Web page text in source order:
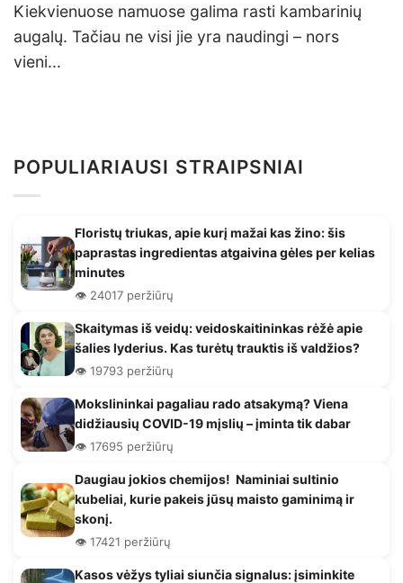
Kiekvienuose namuose galima rasti kambarinių
augalų. Tačiau ne visi jie yra naudingi – nors
vieni...
POPULIARIAUSI STRAIPSNIAI
Floristų triukas, apie kurį mažai kas žino: šis
paprastas ingredientas atgaivina gėles per kelias
minutes
👁️ 24017 peržiūrų
Skaitymas iš veidų: veidoskaitininkas rėžė apie
šalies lyderius. Kas turėtų trauktis iš valdžios?
👁️ 19793 peržiūrų
Mokslininkai pagaliau rado atsakymą? Viena
didžiausių COVID-19 mįslių – įminta tik dabar
👁️ 17695 peržiūrų
Daugiau jokios chemijos! Naminiai sultinio
kubeliai, kurie pakeis jūsų maisto gaminimą ir
skonį.
👁️ 17421 peržiūrų
Kasos vėžys tyliai siunčia signalus: įsiminkite